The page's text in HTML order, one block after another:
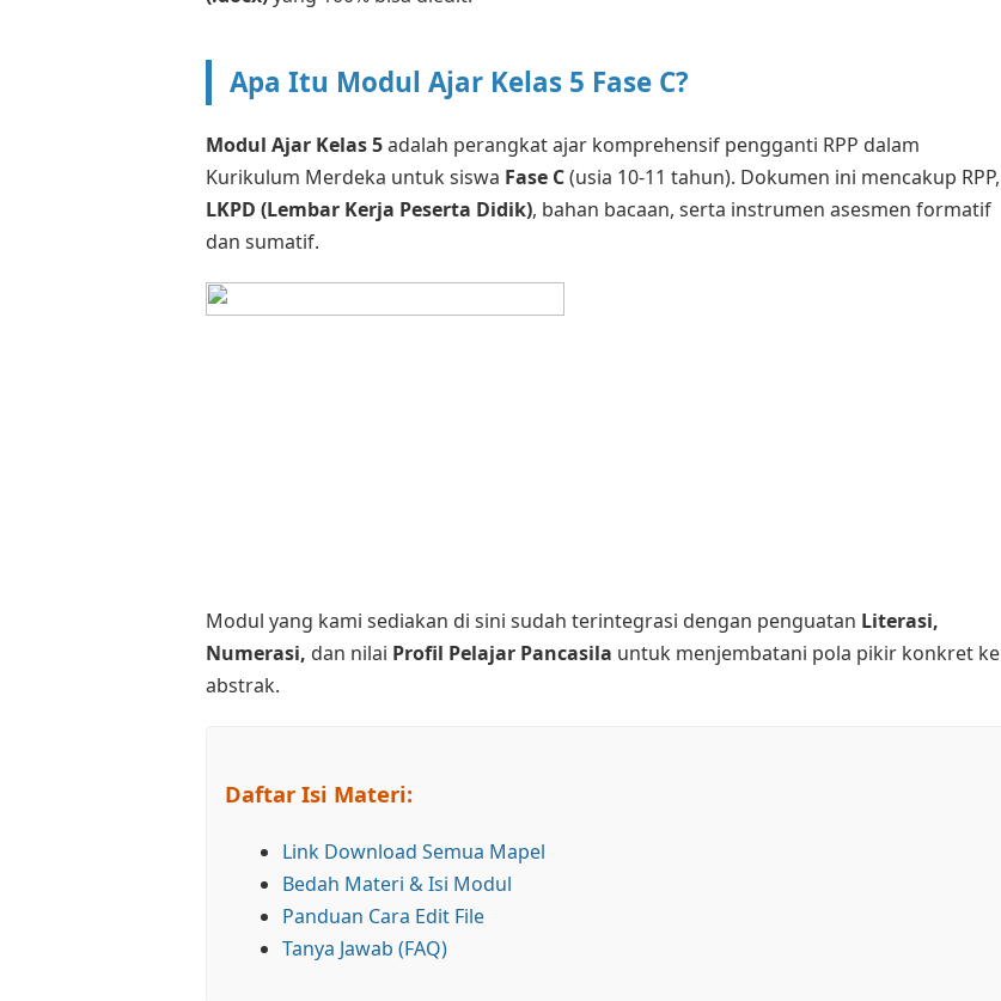
Apa Itu Modul Ajar Kelas 5 Fase C?
Modul Ajar Kelas 5adalah perangkat ajar komprehensif pengganti RPP dalam
Kurikulum Merdeka untuk siswa Fase C(usia 10-11 tahun). Dokumen ini mencakup RPP,
LKPD (Lembar Kerja Peserta Didik), bahan bacaan, serta instrumen asesmen formatif
dan sumatif.
Modul yang kami sediakan di sini sudah terintegrasi dengan penguatan Literasi,
Numerasi, dan nilai Profil Pelajar Pancasila untuk menjembatani pola pikir konkret ke
abstrak.
Daftar Isi Materi:
Link Download Semua Mapel
Bedah Materi & Isi Modul
Panduan Cara Edit File
Tanya Jawab (FAQ)